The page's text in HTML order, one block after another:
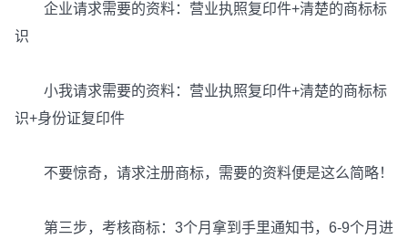
企业请求需要的资料：营业执照复印件+清楚的商标标
识
小我请求需要的资料：营业执照复印件+清楚的商标标
识+身份证复印件
不要惊奇，请求注册商标，需要的资料便是这么简略！
第三步，考核商标：3个月拿到手里通知书，6-9个月进